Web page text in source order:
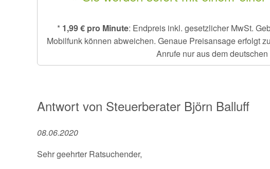
* 1,99 € pro Minute: Endpreis inkl. gesetzlicher MwSt.
Mobilfunk können abweichen. Genaue Preisansage erfolgt
Anrufe nur aus dem
Antwort von Steuerberater Björn Balluff
08.06.2020
Sehr geehrter Ratsuchender,